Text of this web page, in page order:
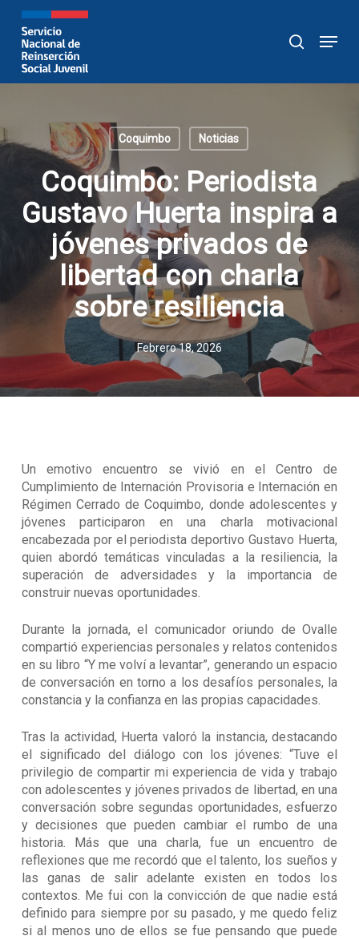
Skip
main
content
buscar
Menu
Coquimbo Noticias
Coquimbo: Periodista
Gustavo Huerta inspira a
jóvenes privados de
libertad con charla
sobre resiliencia
Febrero 18, 2026
Un emotivo encuentro se vivió en el Centro de
Cumplimiento de Internación Provisoria e Internación en
Régimen Cerrado de Coquimbo, donde adolescentes y
jóvenes participaron en una charla motivacional
encabezada por el periodista deportivo Gustavo Huerta,
quien abordó temáticas vinculadas a la resiliencia, la
superación de adversidades y la importancia de
construir nuevas oportunidades.
Durante la jornada, el comunicador oriundo de Ovalle
compartió experiencias personales y relatos contenidos
en su libro “Y me volví a levantar”, generando un espacio
de conversación en torno a los desafíos personales, la
constancia y la confianza en las propias capacidades.
Tras la actividad, Huerta valoró la instancia, destacando
el significado del diálogo con los jóvenes: “Tuve el
privilegio de compartir mi experiencia de vida y trabajo
con adolescentes y jóvenes privados de libertad, en una
conversación sobre segundas oportunidades, esfuerzo
y decisiones que pueden cambiar el rumbo de una
historia. Más que una charla, fue un encuentro de
reflexiones que me recordó que el talento, los sueños y
las ganas de salir adelante existen en todos los
contextos. Me fui con la convicción de que nadie está
definido para siempre por su pasado, y me quedo feliz
si al menos uno de ellos se fue pensando que puede